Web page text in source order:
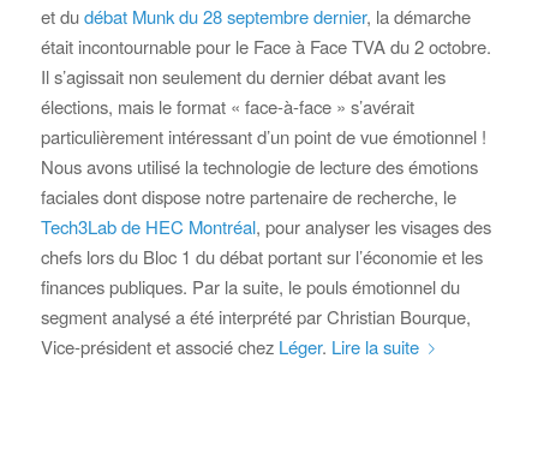
et dudébat Munk du 28 septembre dernier, la démarche
était incontournable pour le Face à Face TVA du 2 octobre.
Il s’agissait non seulement du dernier débat avant les
élections, mais le format « face-à-face » s’avérait
particulièrement intéressant d’un point de vue émotionnel !
Nous avons utilisé la technologie de lecture des émotions
faciales dont dispose notre partenaire de recherche, le
Tech3Lab de HEC Montréal, pour analyser les visages des
chefs lors du Bloc 1 du débat portant sur l’économie et les
finances publiques. Par la suite, le pouls émotionnel du
segment analysé a été interprété par Christian Bourque,
Vice-président et associé chez Léger. Lire la suite